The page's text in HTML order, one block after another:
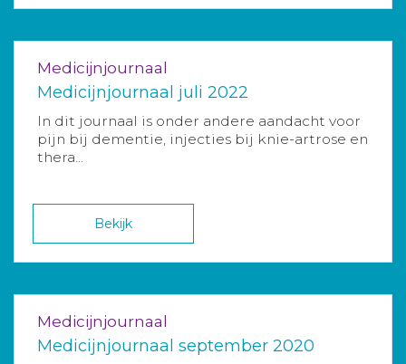
Medicijnjournaal
Medicijnjournaal juli 2022
In dit journaal is onder andere aandacht voor
pijn bij dementie, injecties bij knie-artrose en
thera...
Bekijk
Medicijnjournaal
Medicijnjournaal september 2020